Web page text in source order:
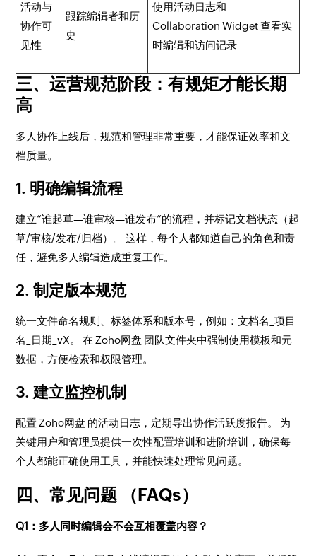
活动与
协作可
见性
跟踪编辑者和历
史
使用活动日志和
Collaboration Widget 查看实
时编辑和访问记录
三、运营规范阶段：有规矩才能长期
高
多人协作上线后，规范和管理非常重要，才能保证效率和文
档质量。
1. 明确编辑流程
建立“谁起草—谁审核—谁发布”的流程，并标记文档状态（起
草/审核/发布/归档）。 这样，每个人都知道自己的角色和责
任，避免多人编辑造成重复工作。
2. 制定版本规范
统一文件命名规则、标签体系和版本号，例如：文档名_项目
名_日期_vX。 在 Zoho网盘 团队文件夹中强制使用模板和元
数据，方便检索和权限管理。
3. 建立监控机制
配置 Zoho网盘 的活动日志，定期导出协作活跃度报告。 为
关键用户和管理员提供一次性配置培训和进阶培训，确保每
个人都能正确使用工具，并能快速处理常见问题。
四、常见问题 （FAQs）
Q1：多人同时编辑会不会互相覆盖内容？